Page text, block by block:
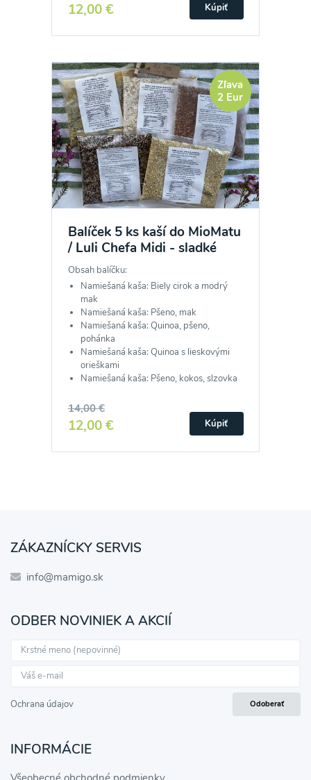
12,00 € Kúpiť
Zľava
2 Eur
Balíček 5 ks kaší do MioMatu
/ Luli Chefa Midi - sladké
Obsah balíčku:
Namiešaná kaša: Biely cirok a modrý
mak
Namiešaná kaša: Pšeno, mak
Namiešaná kaša: Quinoa, pšeno,
pohánka
Namiešaná kaša: Quinoa s lieskovými
orieškami
Namiešaná kaša: Pšeno, kokos, slzovka
14,00 €
12,00 € Kúpiť
ZÁKAZNÍCKY SERVIS
info@mamigo.sk
ODBER NOVINIEK A AKCIÍ
Ochrana údajov Odoberať
INFORMÁCIE